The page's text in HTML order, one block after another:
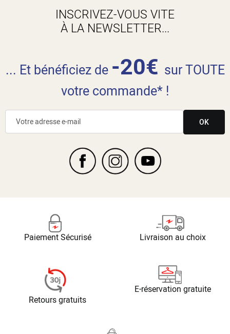
INSCRIVEZ-VOUS VITE
À LA NEWSLETTER...
... Et bénéficiez de -20€ sur TOUTE
votre commande* !
OK
Paiement Sécurisé Livraison au choix
Retours gratuits
E-réservation gratuite